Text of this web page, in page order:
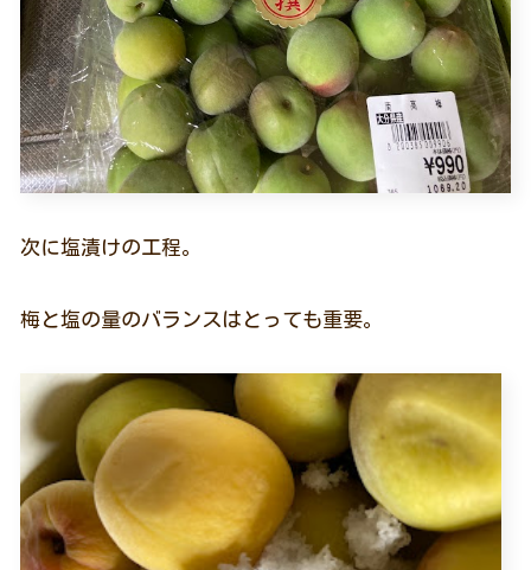
次に塩漬けの工程。
梅と塩の量のバランスはとっても重要。